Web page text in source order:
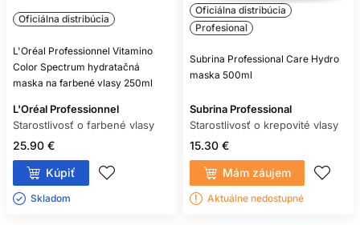
Oficiálna distribúcia
L'Oréal Professionnel Vitamino
Color Spectrum hydratačná
maska na farbené vlasy 250ml
L'Oréal Professionnel
Starostlivosť o farbené vlasy
25.90 €
Kúpiť
Skladom ㅤ
Oficiálna distribúcia
Profesional
Subrina Professional Care Hydro
maska 500ml
Subrina Professional
Starostlivosť o krepovité vlasy
15.30 €
Mám záujem
Aktuálne nedostupné